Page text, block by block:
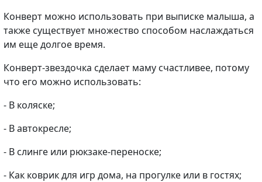
Конверт можно использовать при выписке малыша, а
также существует множество способом наслаждаться
им еще долгое время.
Конверт-звездочка сделает маму счастливее, потому
что его можно использовать:
- В коляске;
- В автокресле;
- В слинге или рюкзаке-переноске;
- Как коврик для игр дома, на прогулке или в гостях;